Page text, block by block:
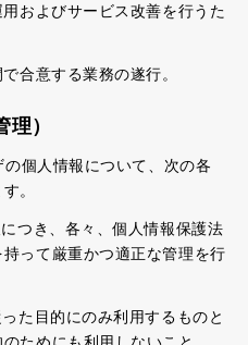
およびサービス改善を行うた
合意する業務の遂行。
）
個人情報について、次の各
。
つき、各々、個人情報保護法
って厳重かつ適正な管理を行
た目的にのみ利用するものと
ためにも利用しないこと。